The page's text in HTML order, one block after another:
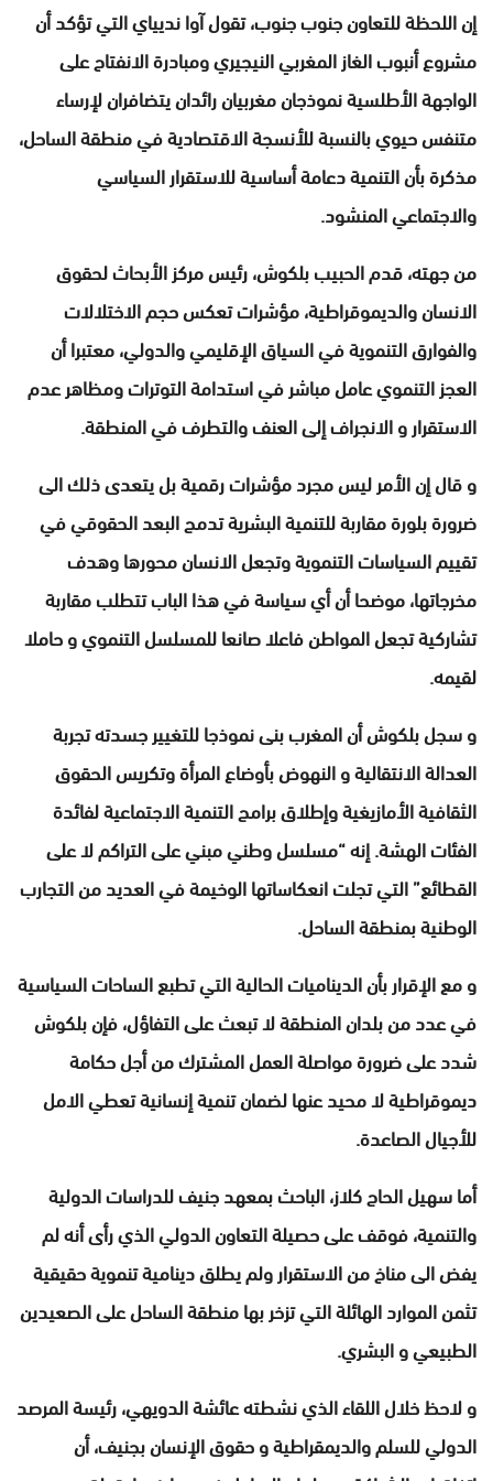
إن اللحظة للتعاون جنوب جنوب، تقول آوا نديياي التي تؤكد أن
مشروع أنبوب الغاز المغربي النيجيري ومبادرة الانفتاح على
الواجهة الأطلسية نموذجان مغربيان رائدان يتضافران لإرساء
متنفس حيوي بالنسبة للأنسجة الاقتصادية في منطقة الساحل،
مذكرة بأن التنمية دعامة أساسية للاستقرار السياسي
والاجتماعي المنشود.
من جهته، قدم الحبيب بلكوش، رئيس مركز الأبحاث لحقوق
الانسان والديموقراطية، مؤشرات تعكس حجم الاختلالات
والفوارق التنموية في السياق الإقليمي والدولي، معتبرا أن
العجز التنموي عامل مباشر في استدامة التوترات ومظاهر عدم
الاستقرار و الانجراف إلى العنف والتطرف في المنطقة.
و قال إن الأمر ليس مجرد مؤشرات رقمية بل يتعدى ذلك الى
ضرورة بلورة مقاربة للتنمية البشرية تدمج البعد الحقوقي في
تقييم السياسات التنموية وتجعل الانسان محورها وهدف
مخرجاتها، موضحا أن أي سياسة في هذا الباب تتطلب مقاربة
تشاركية تجعل المواطن فاعلا صانعا للمسلسل التنموي و حاملا
لقيمه.
و سجل بلكوش أن المغرب بنى نموذجا للتغيير جسدته تجربة
العدالة الانتقالية و النهوض بأوضاع المرأة وتكريس الحقوق
الثقافية الأمازيغية وإطلاق برامج التنمية الاجتماعية لفائدة
الفئات الهشة. إنه “مسلسل وطني مبني على التراكم لا على
القطائع” التي تجلت انعكاساتها الوخيمة في العديد من التجارب
الوطنية بمنطقة الساحل.
و مع الإقرار بأن الديناميات الحالية التي تطبع الساحات السياسية
في عدد من بلدان المنطقة لا تبعث على التفاؤل، فإن بلكوش
شدد على ضرورة مواصلة العمل المشترك من أجل حكامة
ديموقراطية لا محيد عنها لضمان تنمية إنسانية تعطي الامل
للأجيال الصاعدة.
أما سهيل الحاج كلاز، الباحث بمعهد جنيف للدراسات الدولية
والتنمية، فوقف على حصيلة التعاون الدولي الذي رأى أنه لم
يفض الى مناخ من الاستقرار ولم يطلق دينامية تنموية حقيقية
تثمن الموارد الهائلة التي تزخر بها منطقة الساحل على الصعيدين
الطبيعي و البشري.
و لاحظ خلال اللقاء الذي نشطته عائشة الدويهي، رئيسة المرصد
الدولي للسلم والديمقراطية و حقوق الإنسان بجنيف، أن